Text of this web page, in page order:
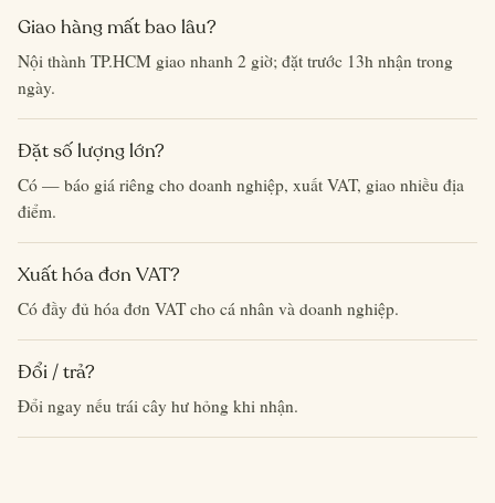
Giao hàng mất bao lâu?
Nội thành TP.HCM giao nhanh 2 giờ; đặt trước 13h nhận trong
ngày.
Đặt số lượng lớn?
Có — báo giá riêng cho doanh nghiệp, xuất VAT, giao nhiều địa
điểm.
Xuất hóa đơn VAT?
Có đầy đủ hóa đơn VAT cho cá nhân và doanh nghiệp.
Đổi / trả?
Đổi ngay nếu trái cây hư hỏng khi nhận.